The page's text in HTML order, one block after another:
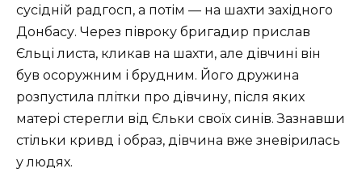
сусідній радгосп, а потім — на шахти західного
Донбасу. Через півроку бригадир прислав
Єльці листа, кликав на шахти, але дівчині він
був осоружним і брудним. Його дружина
розпустила плітки про дівчину, після яких
матері стерегли від Єльки своїх синів. Зазнавши
стільки кривд і образ, дівчина вже зневірилась
у людях.